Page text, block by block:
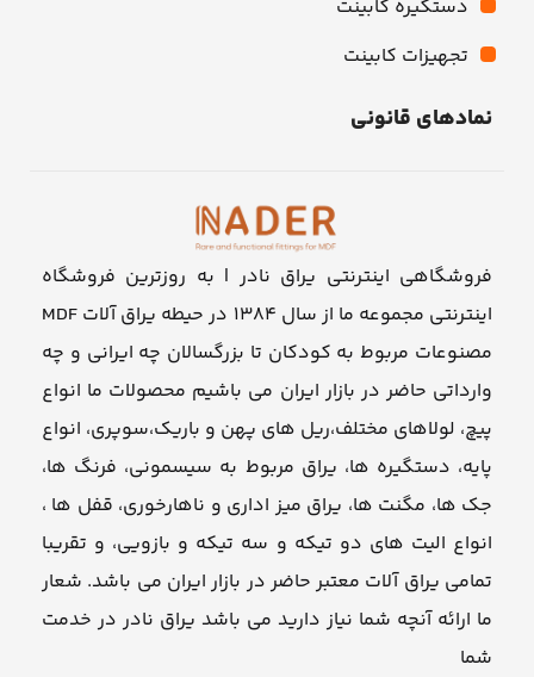
دستگیره کابینت
تجهیزات کابینت
نمادهای قانونی
فروشگاهی اینترنتی یراق نادر | به روزترین فروشگاه
اینترنتی مجموعه ما از سال ۱۳۸۴ در حیطه یراق آلات MDF
مصنوعات مربوط به کودکان تا بزرگسالان چه ایرانی و چه
وارداتی حاضر در بازار ایران می باشیم محصولات ما انواع
پیچ، لولاهای مختلف،ریل های پهن و باریک،سوپری، انواع
پایه، دستگیره ها، یراق مربوط به سیسمونی، فرنگ ها،
جک ها، مگنت ها، یراق میز اداری و ناهارخوری، قفل ها ،
انواع الیت های دو تیکه و سه تیکه و بازویی، و تقریبا
تمامی یراق آلات معتبر حاضر در بازار ایران می باشد. شعار
ما ارائه آنچه شما نیاز دارید می باشد یراق نادر در خدمت
شما